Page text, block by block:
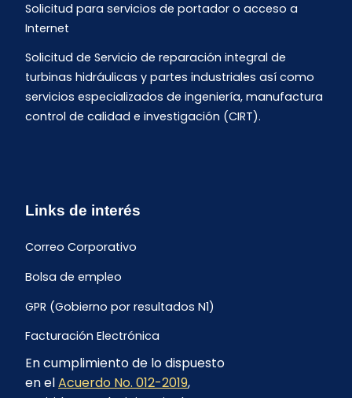
Solicitud para servicios de portador o acceso a
Internet
Solicitud de Servicio de reparación integral de
turbinas hidráulicas y partes industriales así como
servicios especializados de ingeniería, manufactura
control de calidad e investigación (CIRT).
Links de interés
Correo Corporativo
Bolsa de empleo
GPR (Gobierno por resultados N1)
Facturación Electrónica
Archivo Histórico de Facturación
En cumplimiento de lo dispuesto
en elAcuerdo No. 012-2019,